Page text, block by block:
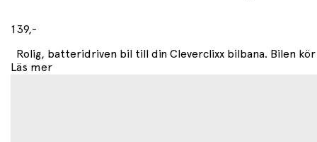
139,-
Rolig, batteridriven bil till din Cleverclixx bilbana. Bilen kör
Läs mer